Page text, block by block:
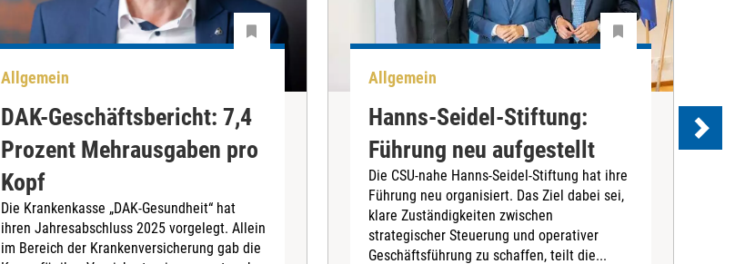
Allgemein
DAK-Geschäftsbericht: 7,4
Prozent Mehrausgaben pro
Kopf
Die Krankenkasse „DAK-Gesundheit“ hat
ihren Jahresabschluss 2025 vorgelegt. Allein
im Bereich der Krankenversicherung gab die
Allgemein
Hanns-Seidel-Stiftung:
Führung neu aufgestellt
Die CSU-nahe Hanns-Seidel-Stiftung hat ihre
Führung neu organisiert. Das Ziel dabei sei,
klare Zuständigkeiten zwischen
strategischer Steuerung und operativer
Geschäftsführung zu schaffen, teilt die...